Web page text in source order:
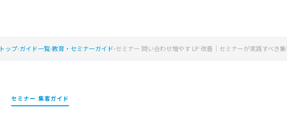
トップ›ガイド一覧›教育・セミナーガイド›セミナー 問い合わせ増やす LP 改善｜セミナーが実践すべき
セミナー 集客ガイド